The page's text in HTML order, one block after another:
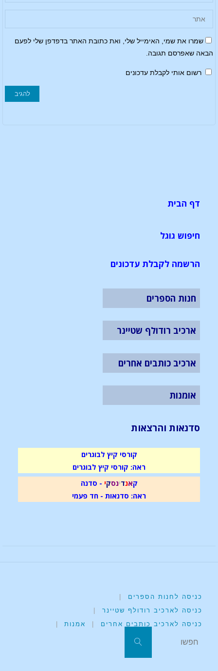
שמרו את שמי, האימייל שלי, ואת כתובת האתר בדפדפן שלי לפעם
הבאה שאפרסם תגובה.
רשום אותי לקבלת עדכונים
דף הבית
חיפוש גוגל
הרשמה לקבלת עדכונים
חנות הספרים
ארכיב רודולף שטיינר
ארכיב כותבים אחרים
אומנות
סדנאות והרצאות
קורסי קיץ לבוגרים
ראה: קורסי קיץ לבוגרים
קאנדינסקי - סדנה
ראה: סדנאות - חד פעמי
כניסה לחנות הספרים
|
כניסה לארכיב רודולף שטיינר
|
כניסה לארכיב כותבים אחרים
| אמנות |